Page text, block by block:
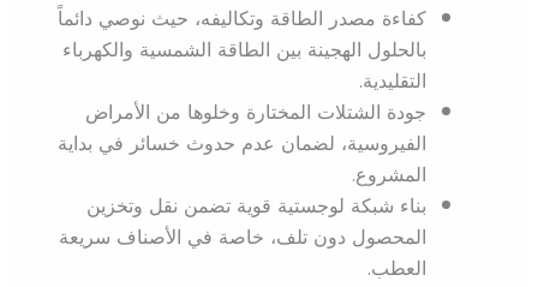
كفاءة مصدر الطاقة وتكاليفه، حيث نوصي دائماً
بالحلول الهجينة بين الطاقة الشمسية والكهرباء
التقليدية.
جودة الشتلات المختارة وخلوها من الأمراض
الفيروسية، لضمان عدم حدوث خسائر في بداية
المشروع.
بناء شبكة لوجستية قوية تضمن نقل وتخزين
المحصول دون تلف، خاصة في الأصناف سريعة
العطب.